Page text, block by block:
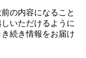
の内容になること
いただけるように
続き情報をお届け